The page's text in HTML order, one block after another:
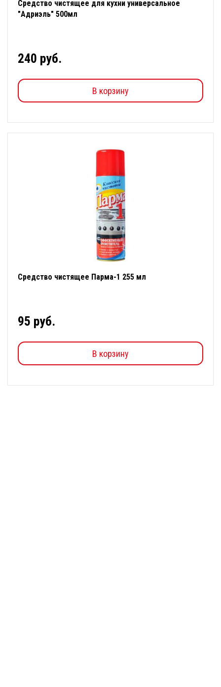
Средство чистящее для кухни универсальное
"Адриэль" 500мл
240 руб.
В корзину
Средство чистящее Парма-1 255 мл
95 руб.
В корзину